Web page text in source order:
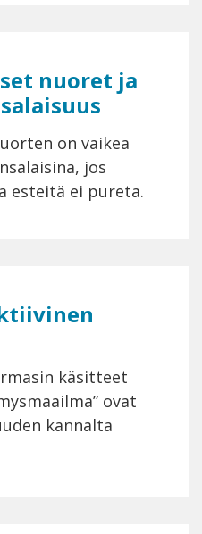
nuoret ja
on vaikea
jos
esteitä ei pureta.
käsitteet
ovat
kannalta